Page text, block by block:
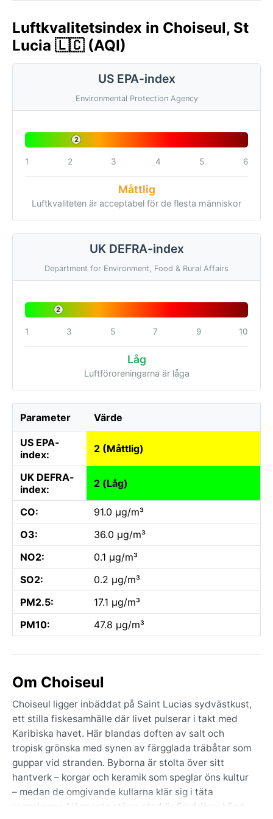
Luftkvalitetsindex in Choiseul, St
Lucia 🇱🇨 (AQI)
US EPA-index
Environmental Protection Agency
2
1 2 3 4 5 6
Måttlig
Luftkvaliteten är acceptabel för de flesta människor
UK DEFRA-index
Department for Environment, Food & Rural Affairs
2
1 3 5 7 9 10
Låg
Luftföroreningarna är låga
Parameter Värde
US EPA-
index:
2 (Måttlig)
UK DEFRA-
index:
2 (Låg)
CO:
91.0 µg/m³
O3:
36.0 µg/m³
NO2:
0.1 µg/m³
SO2:
0.2 µg/m³
PM2.5:
17.1 µg/m³
PM10:
47.8 µg/m³
Om Choiseul
Choiseul ligger inbäddat på Saint Lucias sydvästkust,
ett stilla fiskesamhälle där livet pulserar i takt med
Karibiska havet. Här blandas doften av salt och
tropisk grönska med synen av färgglada träbåtar som
guppar vid stranden. Byborna är stolta över sitt
hantverk – korgar och keramik som speglar öns kultur
– medan de omgivande kullarna klär sig i täta
regnskogar. Närmaste större stad är Soufrière, känd